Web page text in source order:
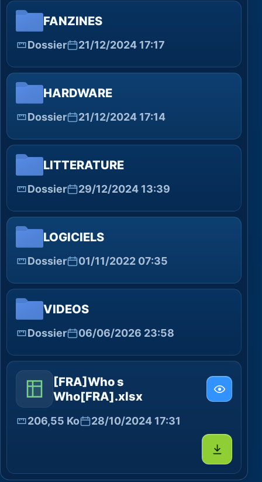
FANZINES
Dossier 21/12/2024 17:17
HARDWARE
Dossier 21/12/2024 17:14
LITTERATURE
Dossier 29/12/2024 13:39
LOGICIELS
Dossier 01/11/2022 07:35
VIDEOS
Dossier 06/06/2026 23:58
[FRA]Who s
Who[FRA].xlsx
206,55 Ko 28/10/2024 17:31